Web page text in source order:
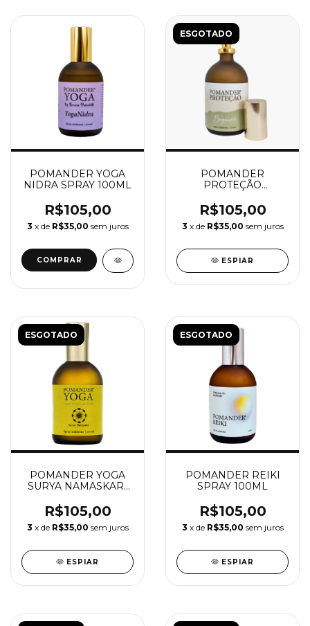
POMANDER YOGA
NIDRA SPRAY 100ML
R$105,00
3 x de R$35,00 sem juros
ESGOTADO
POMANDER
PROTEÇÃO
100ML
R$105,00
3 x de R$35,00 sem juros
ESPIAR
ESGOTADO
POMANDER YOGA
SURYA NAMASKAR-
R$105,00
3 x de R$35,00 sem juros
ESPIAR
ESGOTADO
POMANDER REIKI
SPRAY 100ML
R$105,00
3 x de R$35,00 sem juros
ESPIAR